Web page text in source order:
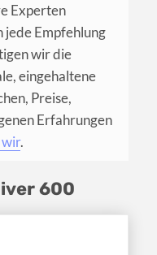
Experten
Empfehlung
wir die
eingehaltene
Preise,
Erfahrungen
wir.
600